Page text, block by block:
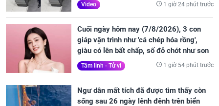
Video 1 giờ 24 phút trước
Cuối ngày hôm nay (7/8/2026), 3 con
giáp vận trình như 'cá chép hóa rồng',
giàu có lên bất chấp, số đỏ chót như son
Tâm linh - Tử vi 1 giờ 54 phút trước
Ngư dân mất tích đã được tìm thấy còn
sống sau 26 ngày lênh đênh trên biển